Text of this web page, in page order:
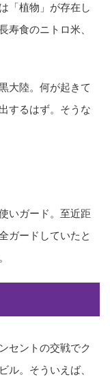
「植物」が存在し
寿食のニトロ米、
大陸。何が起きて
するはず。そうな
いガード。至近距
ガードしていたと
セントの交戦でク
ル。そういえば、